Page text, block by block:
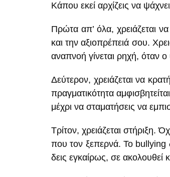
Κάπου εκεί αρχίζεις να
Πρώτα απ’ όλα, χρειάζεται
και την αξιοπρέπειά σου.
αναπνοή γίνεται ρηχή, όταν ο
Δεύτερον, χρειάζεται να
πραγματικότητα
μέχρι να σταματήσεις να
Τρίτον, χρειάζεται στήριξη.
που τον ξεπερνά. Το bullying
δεις εγκαίρως, σε